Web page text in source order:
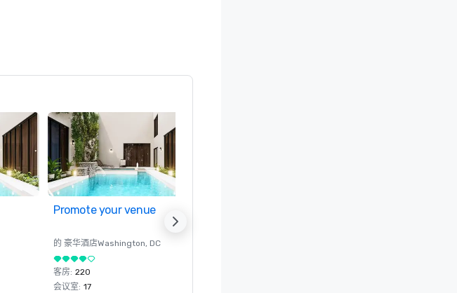
Promote your venue
的 豪华酒店Washington, DC
客房: 220
会议室: 17